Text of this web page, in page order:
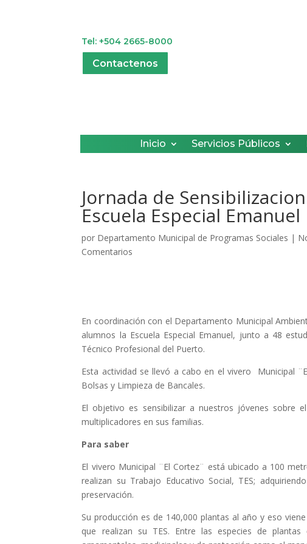
Tel: +504 2665-8000
Contactenos
Inicio Servicios Públicos
Jornada de
Escuela Especial Emanuel
por Departamento Municipal de Programas Sociales |
Comentarios
En coordinación con el Departamento Municipal
alumnos la Escuela Especial Emanuel, junto a 48
Técnico Profesional del Puerto.
Esta actividad se llevó a cabo en el vivero Municipal
Bolsas y Limpieza de Bancales.
El objetivo es sensibilizar a nuestros jóvenes sobre
multiplicadores en sus familias.
Para saber
El vivero Municipal ¨El Cortez¨ está ubicado a 100
realizan su Trabajo Educativo Social, TES;
preservación.
Su producción es de 140,000 plantas al año y eso
que realizan su TES. Entre las especies de